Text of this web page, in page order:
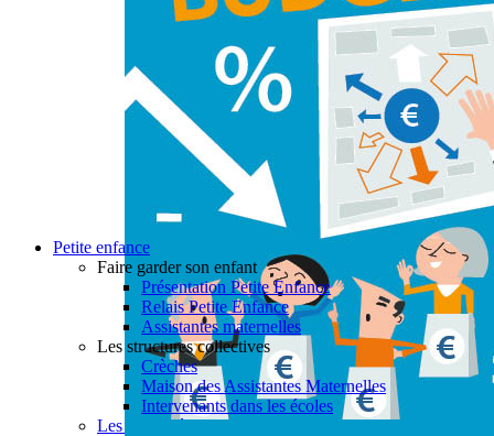
Petite enfance
Faire garder son enfant
Présentation Petite Enfance
Relais Petite Enfance
Assistantes maternelles
Les structures collectives
Crèches
Maison des Assistantes Maternelles
Intervenants dans les écoles
Les actualités petite enfance